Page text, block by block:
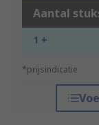
Aantal
1 +
*prijsindicatie